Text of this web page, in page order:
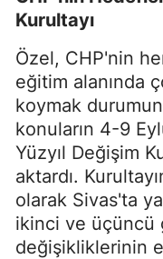
Kurultayı
Özel, CHP'nin
eğitim alanında
koymak
konuların 4-9
Yüzyıl Değişim
aktardı.
olarak Sivas'ta
ikinci ve üçüncü
değişikliklerinin